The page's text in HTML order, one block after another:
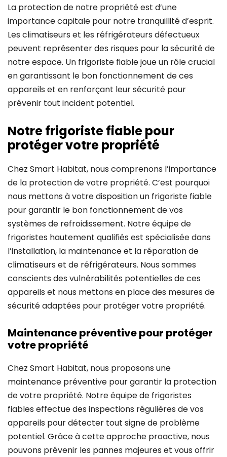
La protection de notre propriété est d’une
importance capitale pour notre tranquillité d’esprit.
Les climatiseurs et les réfrigérateurs défectueux
peuvent représenter des risques pour la sécurité de
notre espace. Un frigoriste fiable joue un rôle crucial
en garantissant le bon fonctionnement de ces
appareils et en renforçant leur sécurité pour
prévenir tout incident potentiel.
Notre frigoriste fiable pour
protéger votre propriété
Chez Smart Habitat, nous comprenons l’importance
de la protection de votre propriété. C’est pourquoi
nous mettons à votre disposition un frigoriste fiable
pour garantir le bon fonctionnement de vos
systèmes de refroidissement. Notre équipe de
frigoristes hautement qualifiés est spécialisée dans
l’installation, la maintenance et la réparation de
climatiseurs et de réfrigérateurs. Nous sommes
conscients des vulnérabilités potentielles de ces
appareils et nous mettons en place des mesures de
sécurité adaptées pour protéger votre propriété.
Maintenance préventive pour protéger
votre propriété
Chez Smart Habitat, nous proposons une
maintenance préventive pour garantir la protection
de votre propriété. Notre équipe de frigoristes
fiables effectue des inspections régulières de vos
appareils pour détecter tout signe de problème
potentiel. Grâce à cette approche proactive, nous
pouvons prévenir les pannes majeures et vous offrir